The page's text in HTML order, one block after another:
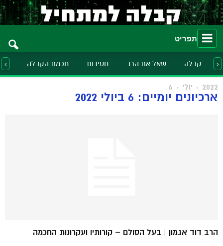
תפריט
קבלה שאל את הרב חסידות חכמת הקבלה ›
‹
2022 יולי 6
ארכיונים יומיים: 6 ביולי 2022
הרב דוד אגמון | בעל הסולם – קורותיו ועקרונות החכמה